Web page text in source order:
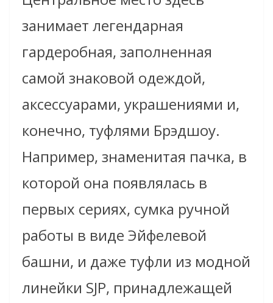
занимает легендарная
гардеробная, заполненная
самой знаковой одеждой,
аксессуарами, украшениями и,
конечно, туфлями Брэдшоу.
Например, знаменитая пачка, в
которой она появлялась в
первых сериях, сумка ручной
работы в виде Эйфелевой
башни, и даже туфли из модной
линейки SJP, принадлежащей